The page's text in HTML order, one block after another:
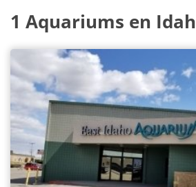
1 Aquariums en